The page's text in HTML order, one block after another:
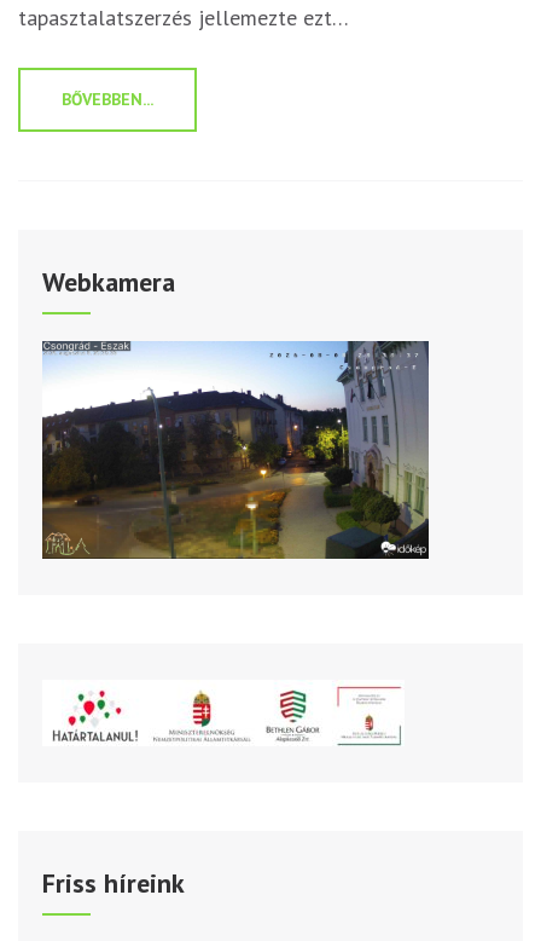
tapasztalatszerzés jellemezte ezt…
BŐVEBBEN...
Webkamera
Friss híreink